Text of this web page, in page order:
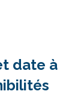
date à